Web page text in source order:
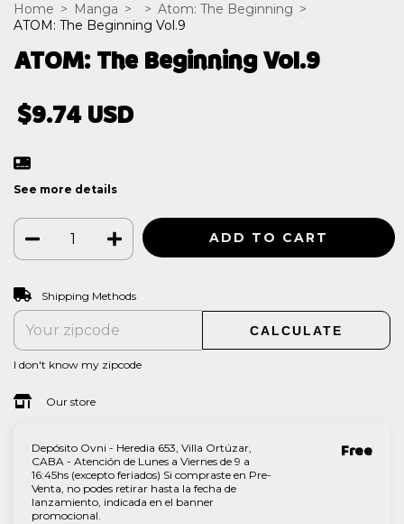
Home > Manga > > Atom: The Beginning >
ATOM: The Beginning Vol.9
ATOM: The Beginning Vol.9
$9.74 USD
See more details
Shipping for zipcode:
Shipping Methods
CALCULATE
I don't know my zipcode
Our store
Depósito Ovni - Heredia 653, Villa Ortúzar,
CABA - Atención de Lunes a Viernes de 9 a
16:45hs (excepto feriados) Si compraste en Pre-
Venta, no podes retirar hasta la fecha de
lanzamiento, indicada en el banner
promocional.
Free